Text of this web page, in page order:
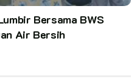
Bersama BWS
Air Bersih